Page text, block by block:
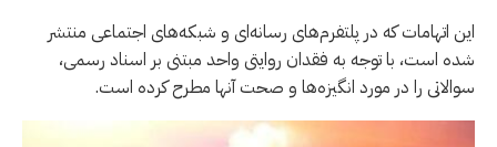
این اتهامات که در پلتفرم‌های رسانه‌ای و شبکه‌های اجتماعی منتشر
شده است، با توجه به فقدان روایتی واحد مبتنی بر اسناد رسمی،
سوالاتی را در مورد انگیزه‌ها و صحت آنها مطرح کرده است.